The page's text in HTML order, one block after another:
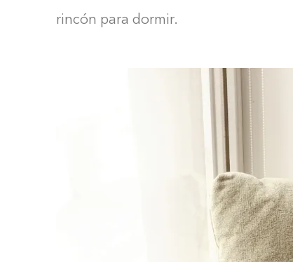
rincón para dormir.